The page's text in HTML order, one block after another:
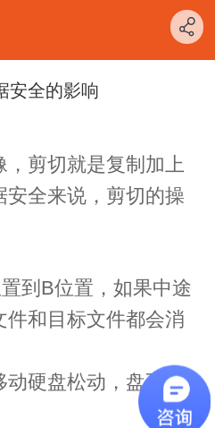
安全的影响
剪切就是复制加上
安全来说，剪切的操
到B位置，如果中途
件和目标文件都会消
动硬盘松动，盘不认